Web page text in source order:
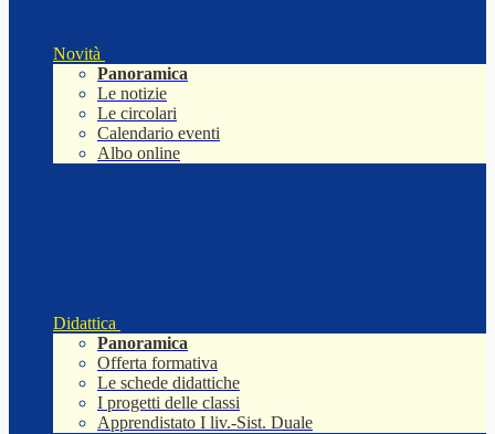
Novità
Panoramica
Le notizie
Le circolari
Calendario eventi
Albo online
Didattica
Panoramica
Offerta formativa
Le schede didattiche
I progetti delle classi
Apprendistato I liv.-Sist. Duale